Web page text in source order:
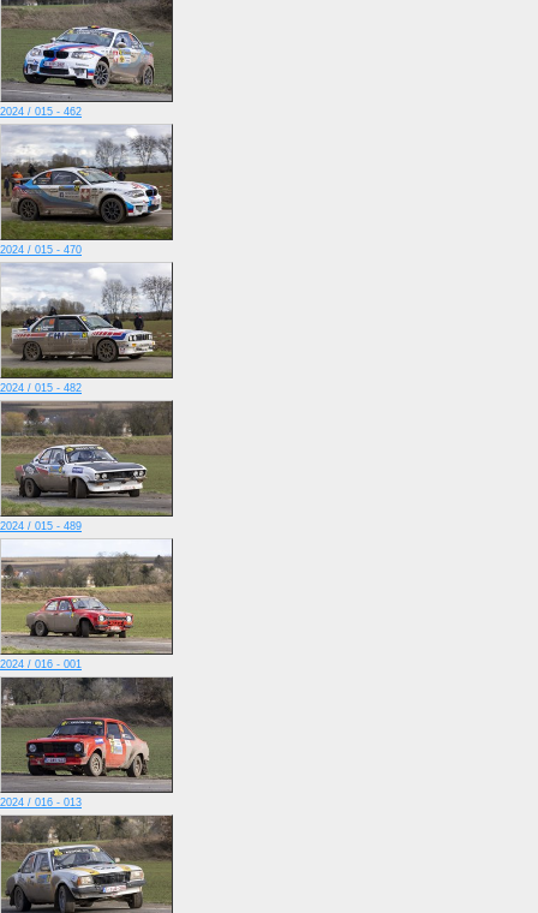
2024 / 015 - 462
2024 / 015 - 470
2024 / 015 - 482
2024 / 015 - 489
2024 / 016 - 001
2024 / 016 - 013